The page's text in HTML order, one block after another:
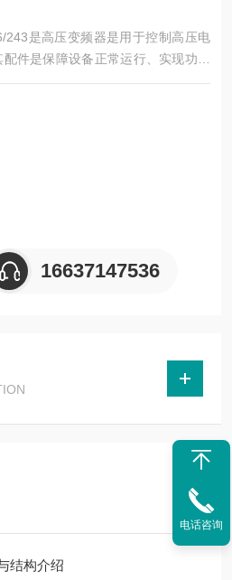
243是高压变频器是用于控制高压电
件是保障设备正常运行、实现功能
分。这些配件种类繁多，涵盖了功
16637147536
结构介绍
电话咨询